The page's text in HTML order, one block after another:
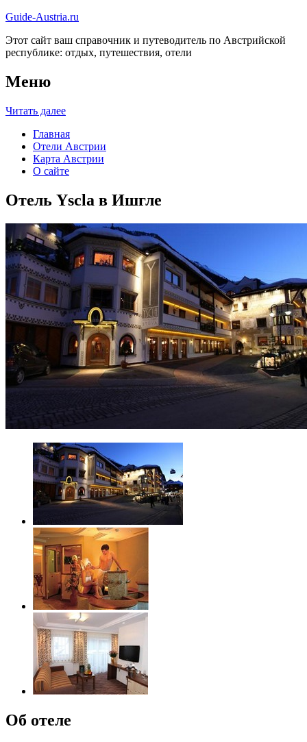
Guide-Austria.ru
Этот сайт ваш справочник и путеводитель по Австрийской
республике: отдых, путешествия, отели
Меню
Читать далее
Главная
Отели Австрии
Карта Австрии
О сайте
Отель Yscla в Ишгле
Об отеле